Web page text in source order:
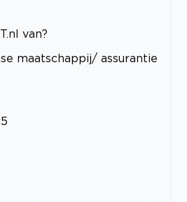
van?
maatschappij/ assurantie